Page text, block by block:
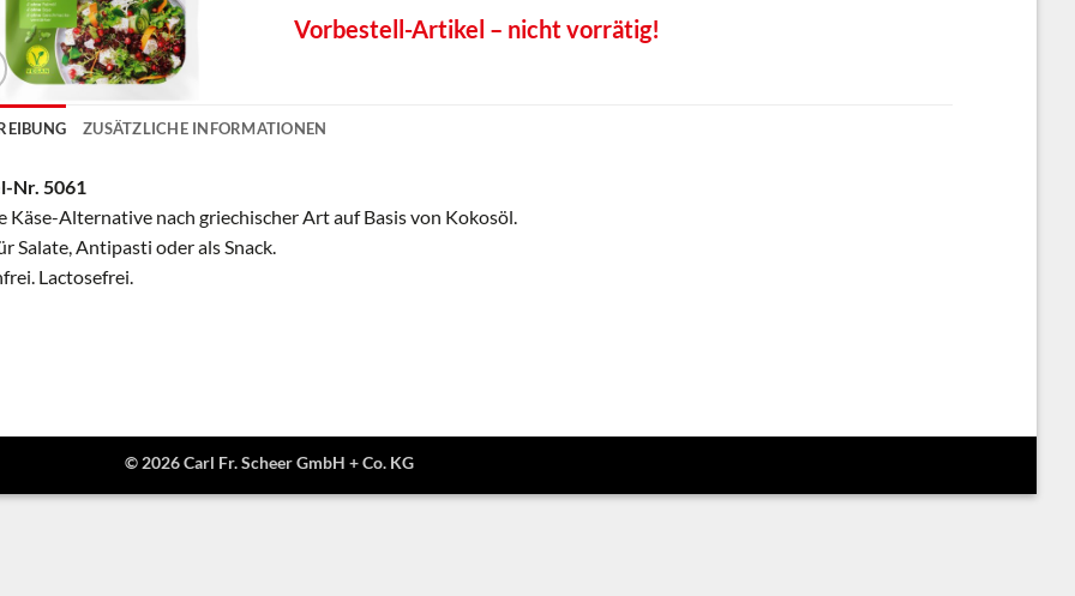
Vorbestell-Artikel – nicht vorrätig!
ZUSÄTZLICHE INFORMATIONEN
Nr. 5061
Käse-Alternative nach griechischer Art auf Basis von Kokosöl.
Salate, Antipasti oder als Snack.
Lactosefrei.
© 2026 Carl Fr. Scheer GmbH + Co. KG